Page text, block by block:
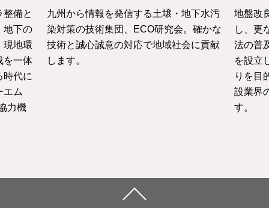
備と
地下の
現地環
を一体
時代に
エム
力機
九州から情報を発信する土壌・地下水汚
染対策の技術集団、ECO研究会。確かな
技術と誠心誠意の対応で地域社会に貢献
します。
地盤改
し、更
法の普
を設立
りを目
設業界
す。